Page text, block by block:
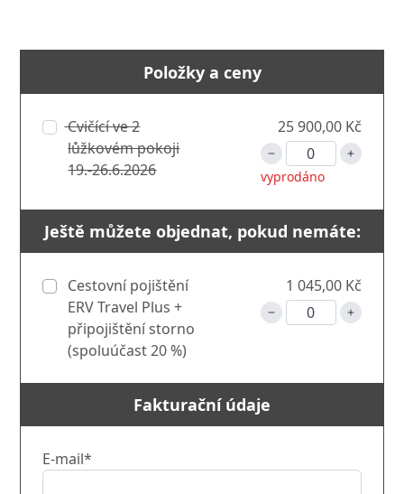
Položky a ceny
Cvičící ve 2
lůžkovém pokoji
19.-26.6.2026
vyprodáno
25 900,00 Kč
Ještě můžete objednat, pokud nemáte:
Cestovní pojištění
ERV Travel Plus +
připojištění storno
(spoluúčast 20 %)
1 045,00 Kč
Fakturační údaje
E-mail*